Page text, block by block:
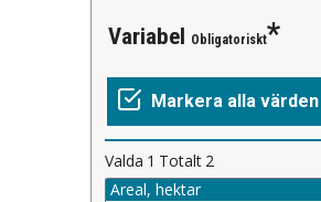
Variabel Obligatoriskt
Valda 1 Totalt 2